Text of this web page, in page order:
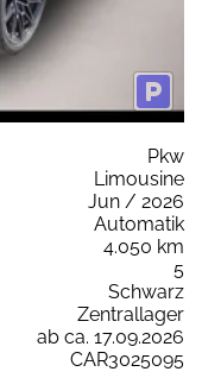
Pkw
Limousine
Jun / 2026
Automatik
4.050 km
5
Schwarz
Zentrallager
ab ca. 17.09.2026
CAR3025095